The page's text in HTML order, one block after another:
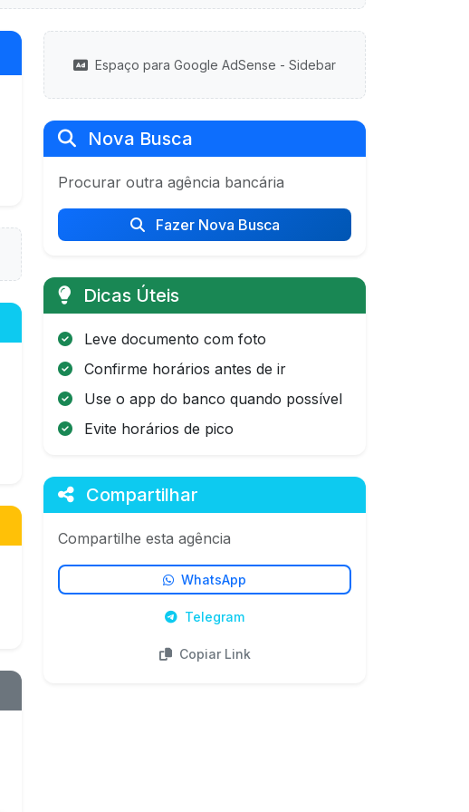
Espaço para Google AdSense - Sidebar
Nova Busca
Procurar outra agência bancária
Fazer Nova Busca
Dicas Úteis
Leve documento com foto
Confirme horários antes de ir
Use o app do banco quando possível
Evite horários de pico
Compartilhar
Compartilhe esta agência
WhatsApp
Telegram
Copiar Link